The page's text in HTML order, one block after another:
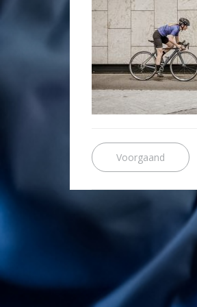
Bericht
navigatie
Previous
post: